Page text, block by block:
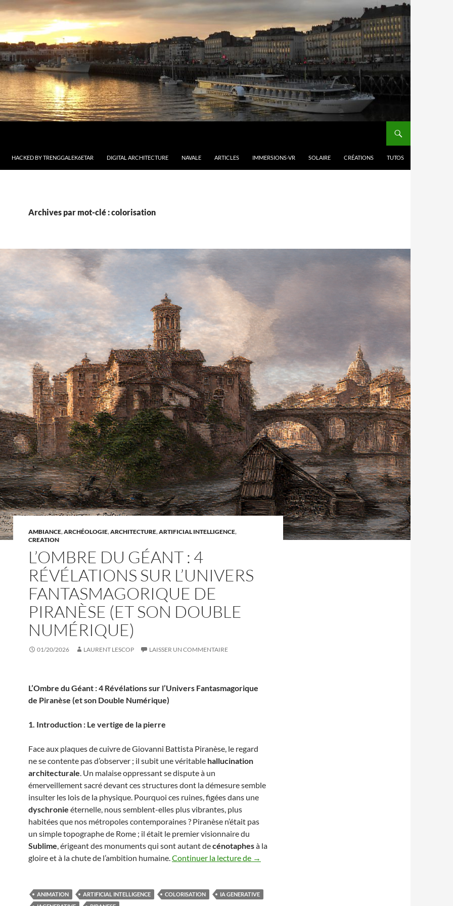
HACKED BY TRENGGALEK6ETAR DIGITAL ARCHITECTURE NAVALE ARTICLES IMMERSIONS-VR SOLAIRE CRÉATIONS TUTOS
Archives par mot-clé : colorisation
AMBIANCE,ARCHÉOLOGIE,ARCHITECTURE,ARTIFICIAL INTELLIGENCE,
CREATION
L’OMBRE DU GÉANT : 4
RÉVÉLATIONS SUR L’UNIVERS
FANTASMAGORIQUE DE
PIRANÈSE (ET SON DOUBLE
NUMÉRIQUE)
01/20/2026 LAURENT LESCOP LAISSER UN COMMENTAIRE
L’Ombre du Géant : 4 Révélations sur l’Univers Fantasmagorique
de Piranèse (et son Double Numérique)
1. Introduction : Le vertige de la pierre
Face aux plaques de cuivre de Giovanni Battista Piranèse, le regard
ne se contente pas d’observer ; il subit une véritable hallucination
architecturale. Un malaise oppressant se dispute à un
émerveillement sacré devant ces structures dont la démesure semble
insulter les lois de la physique. Pourquoi ces ruines, figées dans une
dyschronie éternelle, nous semblent-elles plus vibrantes, plus
habitées que nos métropoles contemporaines ? Piranèse n’était pas
un simple topographe de Rome ; il était le premier visionnaire du
Sublime, érigeant des monuments qui sont autant decénotaphesà la
gloire et à la chute de l’ambition humaine.Continuer la lecture de L’Ombre du Géant : 4 Révélations sur l’Univers
→
ANIMATION ARTIFICIAL INTELLIGENCE COLORISATION
IA GENERATIVE